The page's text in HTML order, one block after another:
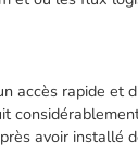
accès rapide et
avoir installé